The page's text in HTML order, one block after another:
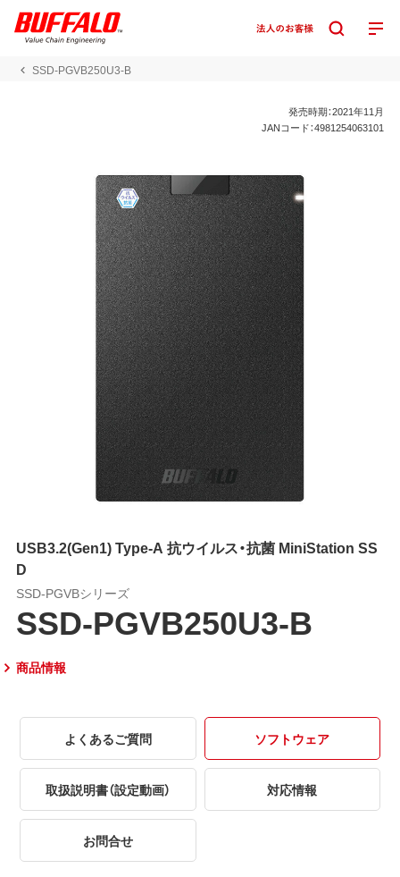
SSD-PGVB250U3-B
発売時期：2021年11月
JANコード：4981254063101
USB3.2(Gen1) Type-A 抗ウイルス・抗菌 MiniStation SS
D
SSD-PGVBシリーズ
SSD-PGVB250U3-B
商品情報
よくあるご質問 ソフトウェア
取扱説明書（設定動画） 対応情報
お問合せ